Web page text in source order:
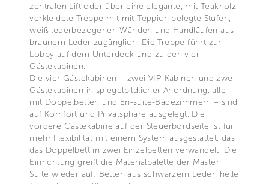
zentralen Lift oder über eine elegante, mit Teakholz
verkleidete Treppe mit mit Teppich belegte Stufen,
weiß lederbezogenen Wänden und Handläufen aus
braunem Leder zugänglich. Die Treppe führt zur
Lobby auf dem Unterdeck und zu den vier
Gästekabinen.
Die vier Gästekabinen – zwei VIP-Kabinen und zwei
Gästekabinen in spiegelbildlicher Anordnung, alle
mit Doppelbetten und En-suite-Badezimmern – sind
auf Komfort und Privatsphäre ausgelegt. Die
vordere Gästekabine auf der Steuerbordseite ist für
mehr Flexibilität mit einem System ausgestattet, das
das Doppelbett in zwei Einzelbetten verwandelt. Die
Einrichtung greift die Materialpalette der Master
Suite wieder auf: Betten aus schwarzem Leder, helle